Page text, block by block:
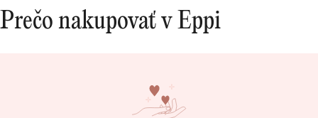
Prečo nakupovať v Eppi